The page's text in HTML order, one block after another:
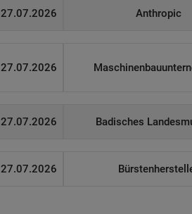
27.07.2026 Anthropic
27.07.2026
27.07.2026 Badisches
27.07.2026